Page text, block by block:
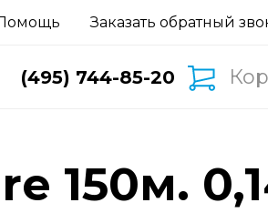
Заказать обратный
(495) 744-85-20
150м.